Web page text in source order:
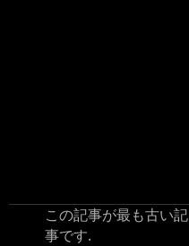
この記事が最も古い記
事です.